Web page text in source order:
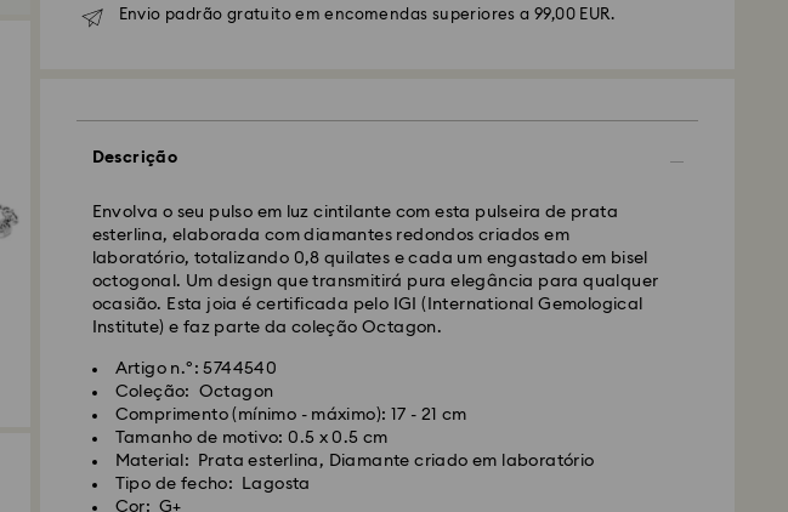
Envio padrão gratuito em encomendas superiores a 99,00 EUR.
Descrição
Envolva o seu pulso em luz cintilante com esta pulseira de prata
esterlina, elaborada com diamantes redondos criados em
laboratório, totalizando 0,8 quilates e cada um engastado em bisel
octogonal. Um design que transmitirá pura elegância para qualquer
ocasião. Esta joia é certificada pelo IGI (International Gemological
Institute) e faz parte da coleção Octagon.
Artigo n.º: 5744540
Coleção: Octagon
Comprimento (mínimo - máximo): 17 - 21 cm
Tamanho de motivo: 0.5 x 0.5 cm
Material: Prata esterlina, Diamante criado em laboratório
Tipo de fecho: Lagosta
Cor: G+
Envio Normal - GLS ou FedEx
As encomendas realizadas de segunda a sexta-feira até às 10:00
CET serão processadas e enviadas no dia útil seguinte.
Prazo de envio normal: 4-5 dias úteis após processamento e envio. (7-
10 dias para Madeira e Açores)
Custo de envio normal: EUR 6,50
Envio normal gratuito para encomendas superiores a: EUR 99
As suas joias Swarovski Created Diamonds são preciosas. Seguindo
alguns passos simples, pode manter o seu brilho excecional.